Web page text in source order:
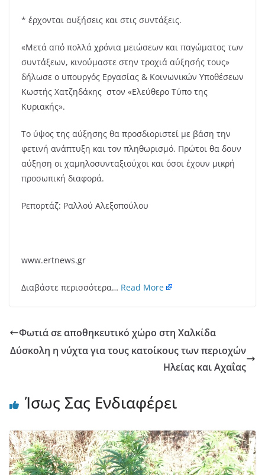
* έρχονται αυξήσεις και στις συντάξεις.
«Μετά από πολλά χρόνια μειώσεων και παγώματος των
συντάξεων, κινούμαστε στην τροχιά αύξησής τους»
δήλωσε ο υπουργός Εργασίας & Κοινωνικών Υποθέσεων
Κωστής Χατζηδάκης στον «Ελεύθερο Τύπο της
Κυριακής».
Το ύψος της αύξησης θα προσδιοριστεί με βάση την
φετινή ανάπτυξη και τον πληθωρισμό. Πρώτοι θα δουν
αύξηση οι χαμηλοσυνταξιούχοι και όσοι έχουν μικρή
προσωπική διαφορά.
Ρεπορτάζ: Ραλλού Αλεξοπούλου
www.ertnews.gr
Διαβάστε περισσότερα… Read More
Φωτιά σε αποθηκευτικό χώρο στη Χαλκίδα
Δύσκολη η νύχτα για τους κατοίκους των περιοχών
Ηλείας και Αχαΐας
Ίσως Σας Ενδιαφέρει